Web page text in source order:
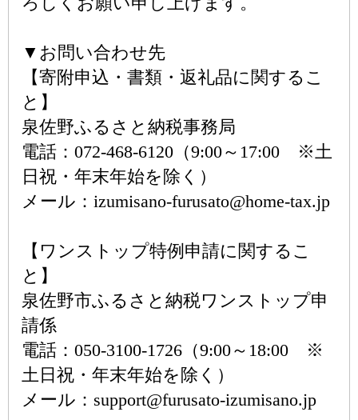
▼お問い合わせ先
【寄附申込・書類・返礼品に関するこ
と】
泉佐野ふるさと納税事務局
電話：072-468-6120（9:00～17:00 ※土
日祝・年末年始を除く）
メール：izumisano-furusato@home-tax.jp
【ワンストップ特例申請に関するこ
と】
泉佐野市ふるさと納税ワンストップ申
請係
電話：050-3100-1726（9:00～18:00 ※
土日祝・年末年始を除く）
メール：support@furusato-izumisano.jp